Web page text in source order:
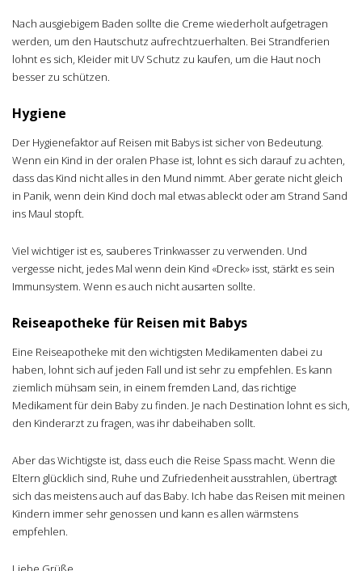
Nach ausgiebigem Baden sollte die Creme wiederholt aufgetragen
werden, um den Hautschutz aufrechtzuerhalten. Bei Strandferien
lohnt es sich, Kleider mit UV Schutz zu kaufen, um die Haut noch
besser zu schützen.
Hygiene
Der Hygienefaktor auf Reisen mit Babys ist sicher von Bedeutung.
Wenn ein Kind in der oralen Phase ist, lohnt es sich darauf zu achten,
dass das Kind nicht alles in den Mund nimmt. Aber gerate nicht gleich
in Panik, wenn dein Kind doch mal etwas ableckt oder am Strand Sand
ins Maul stopft.
Viel wichtiger ist es, sauberes Trinkwasser zu verwenden. Und
vergesse nicht, jedes Mal wenn dein Kind «Dreck» isst, stärkt es sein
Immunsystem. Wenn es auch nicht ausarten sollte.
Reiseapotheke für Reisen mit Babys
Eine Reiseapotheke mit den wichtigsten Medikamenten dabei zu
haben, lohnt sich auf jeden Fall und ist sehr zu empfehlen. Es kann
ziemlich mühsam sein, in einem fremden Land, das richtige
Medikament für dein Baby zu finden. Je nach Destination lohnt es sich,
den Kinderarzt zu fragen, was ihr dabeihaben sollt.
Aber das Wichtigste ist, dass euch die Reise Spass macht. Wenn die
Eltern glücklich sind, Ruhe und Zufriedenheit ausstrahlen, übertragt
sich das meistens auch auf das Baby. Ich habe das Reisen mit meinen
Kindern immer sehr genossen und kann es allen wärmstens
empfehlen.